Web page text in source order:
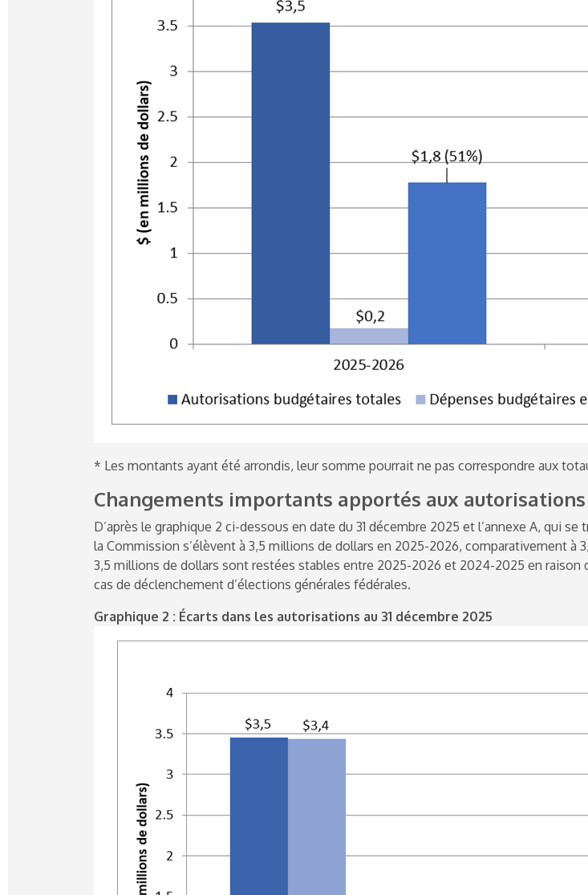
* Les montants ayant été arrondis, leur somme pourrait ne pas correspondre aux
Changements importants apportés aux autorisations
D’après le graphique 2 ci-dessous en date du 31 décembre 2025 et l’annexe A, qui
la Commission s’élèvent à 3,5 millions de dollars en 2025-2026, comparativement à
3,5 millions de dollars sont restées stables entre 2025-2026 et 2024-2025 en raison
cas de déclenchement d’élections générales fédérales.
Graphique 2 : Écarts dans les autorisations au 31 décembre 2025